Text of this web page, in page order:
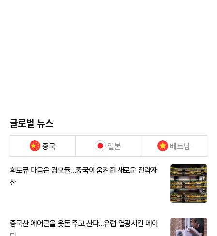
글로벌 뉴스
중국 일본 베트남
희토류 다음은 광모듈…중국이 움켜쥔 새로운 전략자
산
중국산 에어콘을 웃돈 주고 산다...유럽 열광시킨 메이